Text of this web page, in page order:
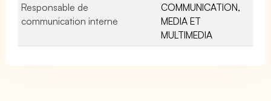
Responsable de
communication interne
COMMUNICATION,
MEDIA ET
MULTIMEDIA